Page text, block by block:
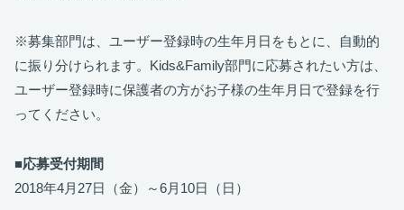
※募集部門は、ユーザー登録時の生年月日をもとに、自動的
に振り分けられます。Kids&Family部門に応募されたい方は、
ユーザー登録時に保護者の方がお子様の生年月日で登録を行
ってください。
■応募受付期間
2018年4月27日（金）～6月10日（日）